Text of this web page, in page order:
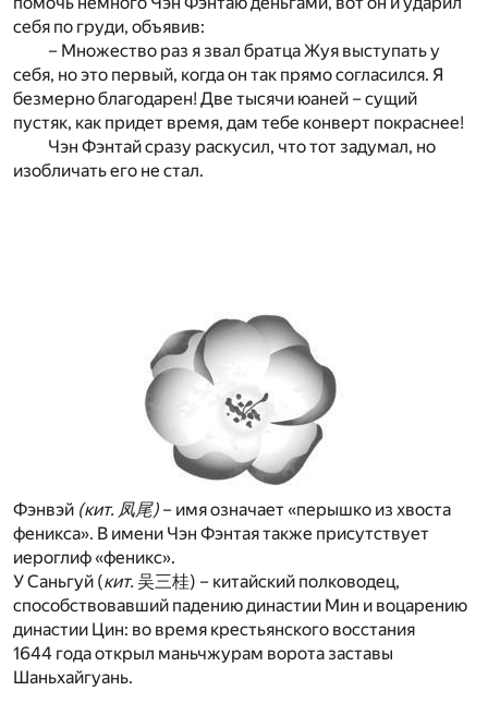
себя по груди, объявив:
– Множество раз я звал братца Жуя выступать у
себя, но это первый, когда он так прямо согласился. Я
безмерно благодарен! Две тысячи юаней – сущий
пустяк, как придет время, дам тебе конверт покраснее!
Чэн Фэнтай сразу раскусил, что тот задумал, но
изобличать его не стал.
Фэнвэй (кит. 凤尾) – имя означает «перышко из хвоста
феникса». В имени Чэн Фэнтая также присутствует
иероглиф «феникс».
У Саньгуй (кит. 吴三桂) – китайский полководец,
способствовавший падению династии Мин и воцарению
династии Цин: во время крестьянского восстания
1644 года открыл маньчжурам ворота заставы
Шаньхайгуань.